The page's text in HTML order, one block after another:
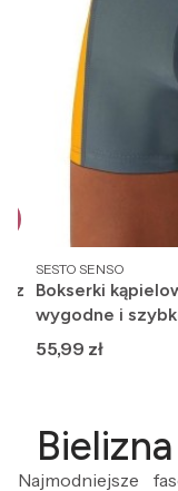
z
PRODUCENT
SESTO SENSO
Bokserki
wygodne i
Cena
55,99 zł
Najmodniejsze